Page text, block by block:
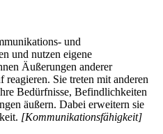
und
und nutzen eigene
Äußerungen anderer
reagieren. Sie treten mit anderen
Bedürfnisse, Befindlichkeiten
äußern. Dabei erweitern sie
[Kommunikationsfähigkeit]